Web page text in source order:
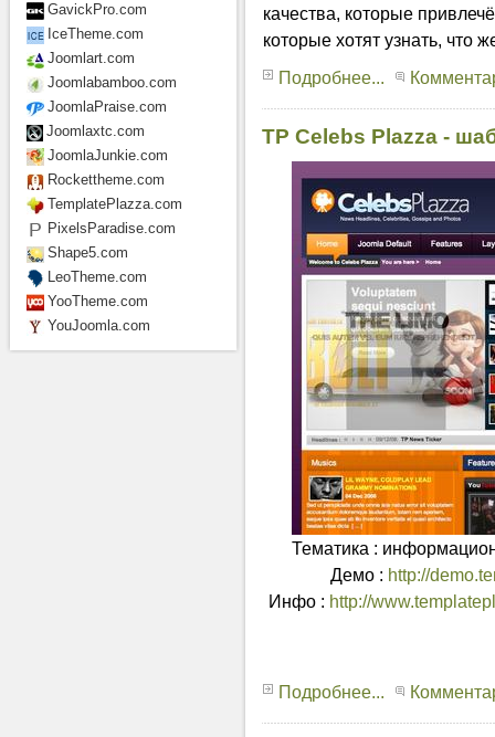
качества, которые
которые хотят узнать, что
Подробнее...
TP Celebs Plazza -
Тематика :
Демо : http://
Инфо : http://
Подробнее...
GavickPro.com
IceTheme.com
Joomlart.com
Joomlabamboo.com
JoomlaPraise.com
Joomlaxtc.com
JoomlaJunkie.com
Rockettheme.com
TemplatePlazza.com
PixelsParadise.com
Shape5.com
LeoTheme.com
YooTheme.com
YouJoomla.com